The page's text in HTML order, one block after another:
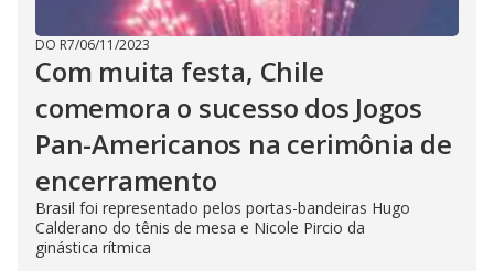
DO R7/06/11/2023
Com muita festa, Chile
comemora o sucesso dos Jogos
Pan-Americanos na cerimônia de
encerramento
Brasil foi representado pelos portas-bandeiras Hugo
Calderano do tênis de mesa e Nicole Pircio da
ginástica rítmica